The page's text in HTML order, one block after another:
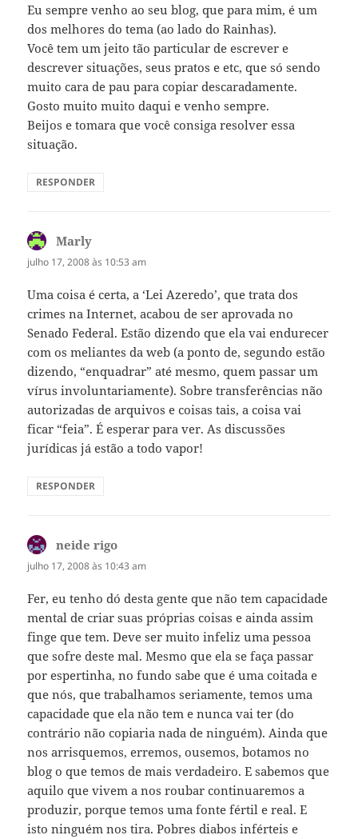
Eu sempre venho ao seu blog, que para mim, é um
dos melhores do tema (ao lado do Rainhas).
Você tem um jeito tão particular de escrever e
descrever situações, seus pratos e etc, que só sendo
muito cara de pau para copiar descaradamente.
Gosto muito muito daqui e venho sempre.
Beijos e tomara que você consiga resolver essa
situação.
RESPONDER
Marly
julho 17, 2008 às 10:53 am
Uma coisa é certa, a ‘Lei Azeredo’, que trata dos
crimes na Internet, acabou de ser aprovada no
Senado Federal. Estão dizendo que ela vai endurecer
com os meliantes da web (a ponto de, segundo estão
dizendo, “enquadrar” até mesmo, quem passar um
vírus involuntariamente). Sobre transferências não
autorizadas de arquivos e coisas tais, a coisa vai
ficar “feia”. É esperar para ver. As discussões
jurídicas já estão a todo vapor!
RESPONDER
neide rigo
julho 17, 2008 às 10:43 am
Fer, eu tenho dó desta gente que não tem capacidade
mental de criar suas próprias coisas e ainda assim
finge que tem. Deve ser muito infeliz uma pessoa
que sofre deste mal. Mesmo que ela se faça passar
por espertinha, no fundo sabe que é uma coitada e
que nós, que trabalhamos seriamente, temos uma
capacidade que ela não tem e nunca vai ter (do
contrário não copiaria nada de ninguém). Ainda que
nos arrisquemos, erremos, ousemos, botamos no
blog o que temos de mais verdadeiro. E sabemos que
aquilo que vivem a nos roubar continuaremos a
produzir, porque temos uma fonte fértil e real. E
isto ninguém nos tira. Pobres diabos inférteis e